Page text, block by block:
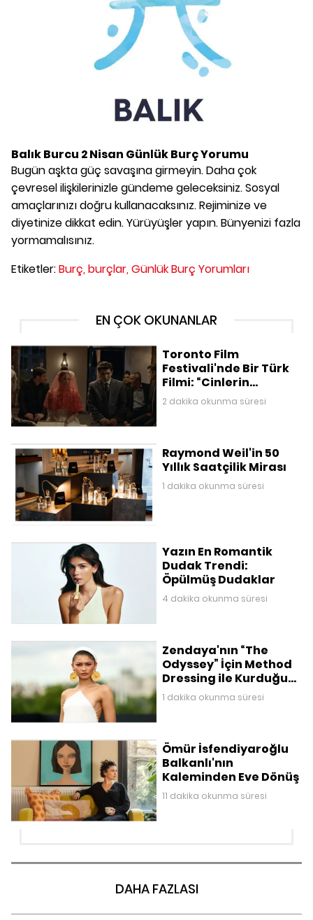
Balık Burcu 2 Nisan Günlük Burç Yorumu
Bugün aşkta güç savaşına girmeyin. Daha çok
çevresel ilişkilerinizle gündeme geleceksiniz. Sosyal
amaçlarınızı doğru kullanacaksınız. Rejiminize ve
diyetinize dikkat edin. Yürüyüşler yapın. Bünyenizi fazla
yormamalısınız.
Etiketler:Burç,burçlar,Günlük Burç Yorumları
EN ÇOK OKUNANLAR
Toronto Film
Festivali'nde Bir Türk
Filmi: “Cinlerin
Düğünü”
2 dakika okunma süresi
Raymond Weil'in 50
Yıllık Saatçilik Mirası
1 dakika okunma süresi
Yazın En Romantik
Dudak Trendi:
Öpülmüş Dudaklar
4 dakika okunma süresi
Zendaya'nın “The
Odyssey” İçin Method
Dressing ile Kurduğu
Mitolojik Gardırop
1 dakika okunma süresi
Ömür İsfendiyaroğlu
Balkanlı'nın
Kaleminden Eve Dönüş
11 dakika okunma süresi
DAHA FAZLASI